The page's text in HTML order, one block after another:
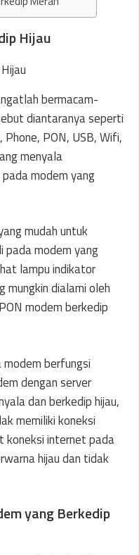
Hijau
bermacam-
diantaranya seperti
PON, USB, Wifi,
menyala
modem yang
mudah untuk
pada modem yang
lampu indikator
mungkin dialami oleh
modem berkedip
berfungsi
dengan server
dan berkedip hijau,
memiliki koneksi
koneksi internet pada
hijau dan tidak
yang Berkedip